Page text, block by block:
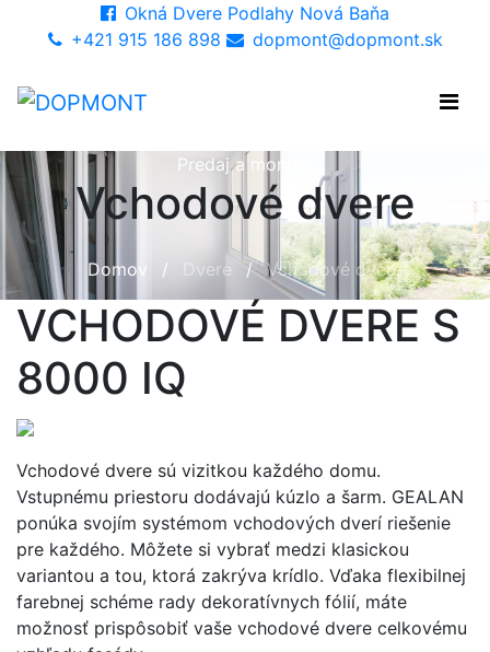
Okná Dvere Podlahy Nová Baňa
+421 915 186 898
dopmont@dopmont.sk
Predaj a montáž
Vchodové dvere
Domov / Dvere / Vchodové dvere
VCHODOVÉ DVERE S
8000 IQ
Vchodové dvere sú vizitkou každého domu.
Vstupnému priestoru dodávajú kúzlo a šarm. GEALAN
ponúka svojím systémom vchodových dverí riešenie
pre každého. Môžete si vybrať medzi klasickou
variantou a tou, ktorá zakrýva krídlo. Vďaka flexibilnej
farebnej schéme rady dekoratívnych fólií, máte
možnosť prispôsobiť vaše vchodové dvere celkovému